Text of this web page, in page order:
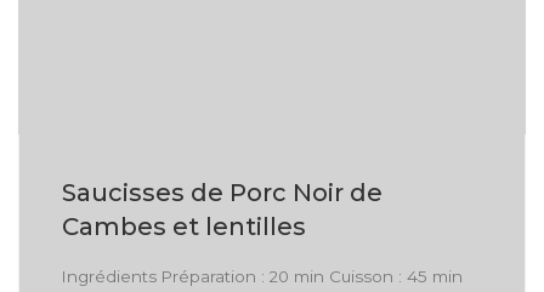
Saucisses de Porc Noir de
Cambes et lentilles
Ingrédients Préparation : 20 min Cuisson : 45 min